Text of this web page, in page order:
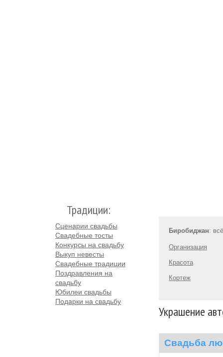
Традиции:
Сценарии свадьбы
Свадебные тосты
Конкурсы на свадьбу
Выкуп невесты
Свадебные традиции
Поздравления на
свадьбу
Юбилеи свадьбы
Подарки на свадьбу
Биробиджан:
Организация
Красота
Кортеж
Украшение
Свадьба